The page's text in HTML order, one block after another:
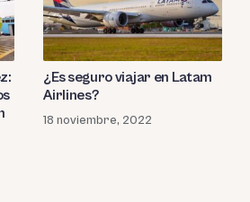
¿Es seguro viajar en Latam
Airlines?
18 noviembre, 2022